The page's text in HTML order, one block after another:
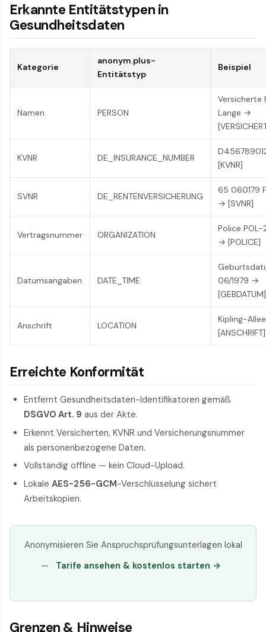
Erkannte Entitätstypen in
Gesundheitsdaten
Kategorie
anonym.plus-
Entitätstyp
Beispiel
Namen PERSON
Versicherte
Lange →
KVNR DE_INSURANCE_NUMBER
[KVNR]
SVNR DE_RENTENVERSICHERUNG
65 060179
→ [SVNR]
Vertragsnummer ORGANIZATION
Police POL-
→ [POLICE]
Datumsangaben DATE_TIME
06/1979 →
[GEBDATUM]
Anschrift LOCATION
Kipling-
[ANSCHRIFT]
Erreichte Konformität
Entfernt Gesundheitsdaten-Identifikatoren gemäß
DSGVO Art. 9 aus der Akte.
Erkennt Versicherten, KVNR und Versicherungsnummer
als personenbezogene Daten.
Vollständig offline — kein Cloud-Upload.
Lokale AES-256-GCM-Verschlüsselung sichert
Arbeitskopien.
Anonymisieren Sie Anspruchsprüfungsunterlagen lokal
—
Tarife ansehen & kostenlos starten →
Grenzen & Hinweise